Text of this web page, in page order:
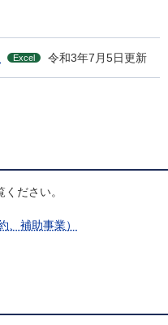
Excel 令和3年7月5日更新
ださい。
、補助事業）